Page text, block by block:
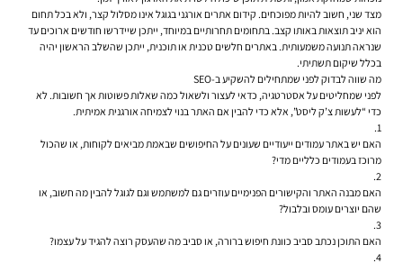
מצד שני, חשוב להיות מפוכחים. קידום אתרים אורגני בגוגל אינו מסלול קצר, ולא בכל תחום
הוא יניב תוצאות באותו קצב. בתחומים תחרותיים במיוחד, ייתכן שיידרשו חודשים ארוכים עד
שנראה תנועה משמעותית. באתרים חלשים טכנית או תוכנית, ייתכן שהשלב הראשון יהיה
בכלל שיקום תשתיתי.
מה שווה לבדוק לפני שמתחילים להשקיע ב-SEO
לפני שמחליטים על אסטרטגיה, כדאי לעצור ולשאול כמה שאלות פשוטות אך חשובות. לא
כדי “לעשות צ’ק ליסט”, אלא כדי להבין אם האתר בנוי לצמיחה אורגנית אמיתית.
האם יש באתר עמודים ייעודיים שעונים על החיפושים שבאמת מביאים לקוחות, או שהכול
מרוכז בעמודים כלליים מדי?
האם מבנה האתר והקישורים הפנימיים עוזרים גם למשתמש וגם לגוגל להבין מה חשוב, או
שהם יוצרים עומס ובלבול?
האם התוכן נכתב סביב כוונת חיפוש ברורה, או סביב מה שהעסק רוצה להגיד על עצמו?